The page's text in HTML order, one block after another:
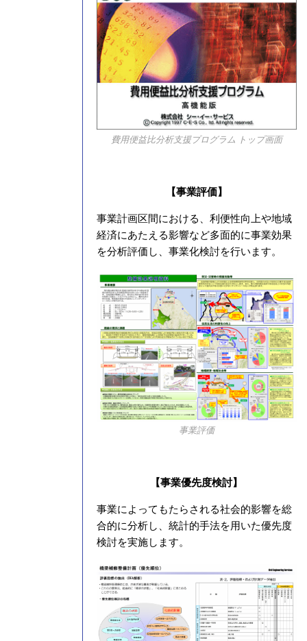
費用便益比分析支援プログラム トップ画面
【事業評価】
事業計画区間における、利便性向上や地域
経済にあたえる影響など多面的に事業効果
を分析評価し、事業化検討を行います。
事業評価
【事業優先度検討】
事業によってもたらされる社会的影響を総
合的に分析し、統計的手法を用いた優先度
検討を実施します。